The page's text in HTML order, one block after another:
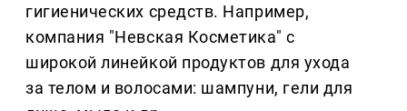
гигиенических средств. Например,
компания "Невская Косметика" с
широкой линейкой продуктов для ухода
за телом и волосами: шампуни, гели для